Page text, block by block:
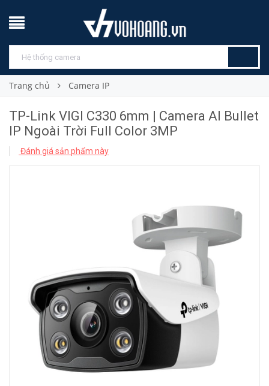
Trang chủ Camera IP
TP-Link VIGI C330 6mm | Camera AI Bullet
IP Ngoài Trời Full Color 3MP
Đánh giá sản phẩm này